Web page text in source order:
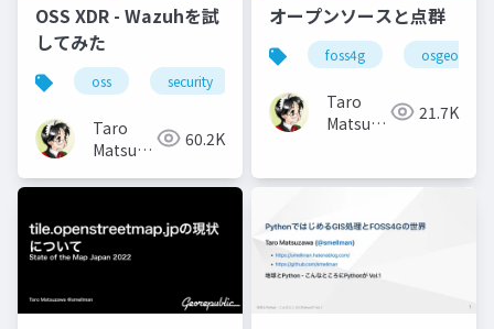
OSS XDR - Wazuhを試
してみた
oss security
Taro
Matsuzawa
btm
60.2K
オープンソースと点群
foss4g osgeo
Taro
Matsuzawa 21.7K